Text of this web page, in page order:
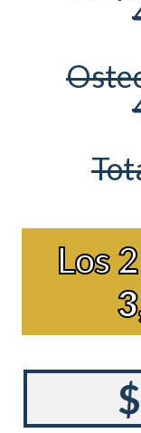
Los